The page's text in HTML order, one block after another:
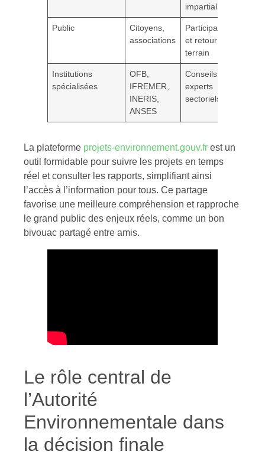
impartial
Public
Citoyens,
associations
Participation
et retour
terrain
Institutions
spécialisées
OFB,
IFREMER,
INERIS,
ANSES
Conseils
experts
sectoriels
La plateforme projets-environnement.gouv.fr est un
outil formidable pour suivre les projets en temps
réel et consulter les rapports, simplifiant ainsi
l’accès à l’information pour tous. Ce partage
favorise une meilleure compréhension et rapproche
le grand public des enjeux réels, comme un bon
bivouac partagé entre amis.
Le rôle central de
l’Autorité
Environnementale dans
la décision finale